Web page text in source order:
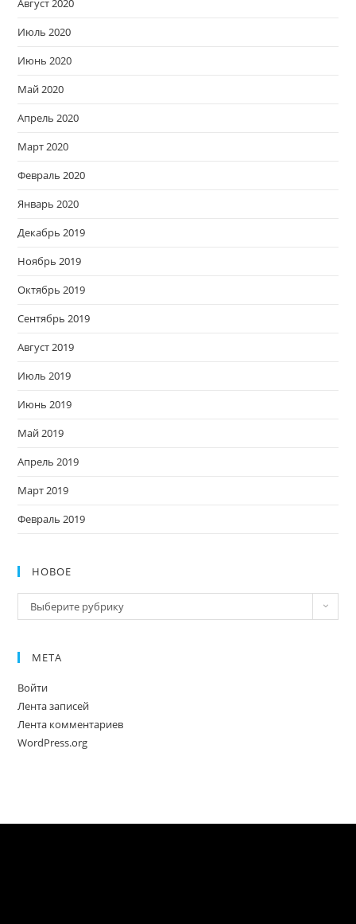
Август 2020
Июль 2020
Июнь 2020
Май 2020
Апрель 2020
Март 2020
Февраль 2020
Январь 2020
Декабрь 2019
Ноябрь 2019
Октябрь 2019
Сентябрь 2019
Август 2019
Июль 2019
Июнь 2019
Май 2019
Апрель 2019
Март 2019
Февраль 2019
НОВОЕ
Новое
Выберите рубрику
МЕТА
Войти
Лента записей
Лента комментариев
WordPress.org